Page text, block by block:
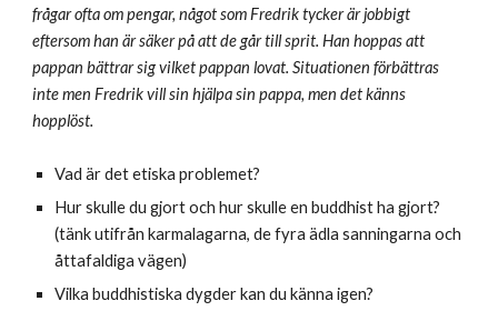
frågar ofta om pengar, något som Fredrik tycker är jobbigt
eftersom han är säker på att de går till sprit. Han hoppas att
pappan bättrar sig vilket pappan lovat. Situationen förbättras
inte men Fredrik vill sin hjälpa sin pappa, men det känns
hopplöst.
Vad är det etiska problemet?
Hur skulle du gjort och hur skulle enbuddhist hagjort?
(tänk utifrån karmalagarna, de fyra ädla sanningarna och
åttafaldiga vägen)
Vilkabuddhistiskadygder kan du känna igen?